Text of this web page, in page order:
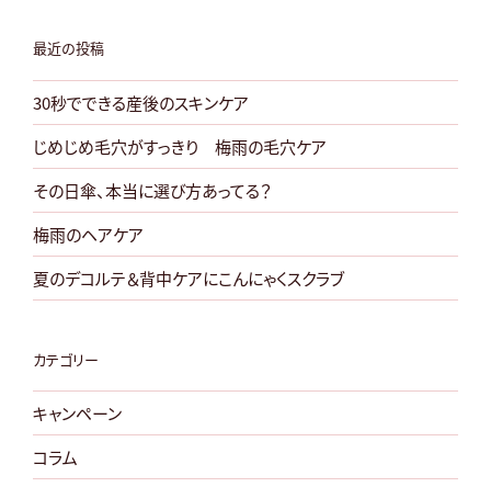
ン
ケ
ア
を
切
り
替
え
る！”
最近の投稿
30秒でできる産後のスキンケア
じめじめ毛穴がすっきり 梅雨の毛穴ケア
その日傘、本当に選び方あってる？
梅雨のヘアケア
夏のデコルテ＆背中ケアにこんにゃくスクラブ
カテゴリー
キャンペーン
コラム